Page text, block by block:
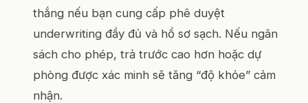
thắng nếu bạn cung cấp phê duyệt
underwriting đầy đủ và hồ sơ sạch. Nếu ngân
sách cho phép, trả trước cao hơn hoặc dự
phòng được xác minh sẽ tăng “độ khỏe” cảm
nhận.